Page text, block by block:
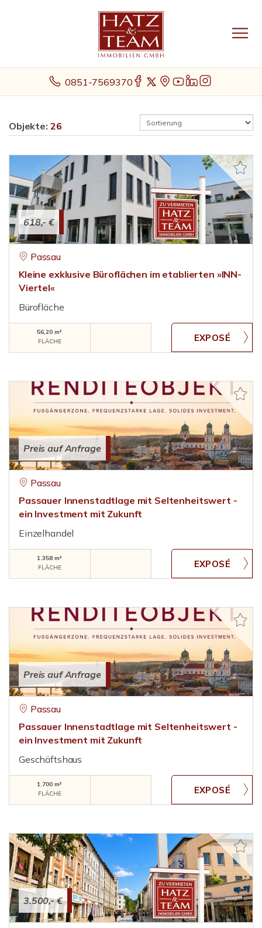
0851-7569370
Objekte: 26
618,- €
Passau
Kleine exklusive Büroflächen im etablierten »INN-
Viertel«
Bürofläche
56,20 m²
FLÄCHE
Preis auf Anfrage
Passau
Passauer Innenstadtlage mit Seltenheitswert -
ein Investment mit Zukunft
Einzelhandel
1.358 m²
FLÄCHE
Preis auf Anfrage
Passau
Passauer Innenstadtlage mit Seltenheitswert -
ein Investment mit Zukunft
Geschäftshaus
1.700 m²
FLÄCHE
3.500,- €